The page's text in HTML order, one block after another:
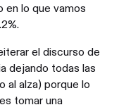
en lo que vamos
el discurso de
dejando todas las
al alza) porque lo
tomar una